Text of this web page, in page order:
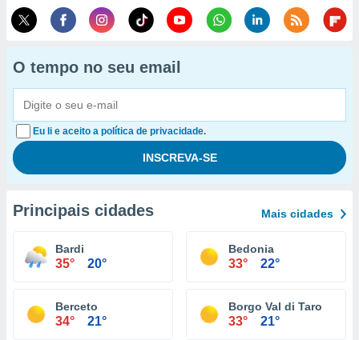
O tempo no seu email
Eu li e aceito a política de privacidade.
Principais cidades Mais cidades
Bardi
35° 20°
Bedonia
33° 22°
Berceto
34° 21°
Borgo Val di Taro
33° 21°